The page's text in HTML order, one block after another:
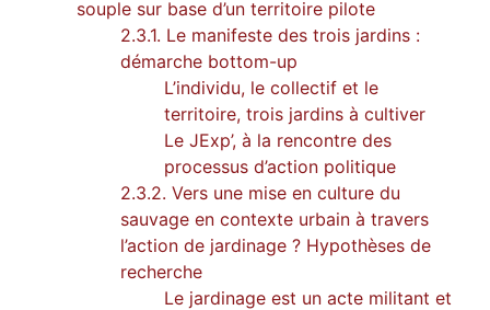
souple sur base d’un territoire pilote
2.3.1. Le manifeste des trois jardins :
démarche bottom-up
L’individu, le collectif et le
territoire, trois jardins à cultiver
Le JExp’, à la rencontre des
processus d’action politique
2.3.2. Vers une mise en culture du
sauvage en contexte urbain à travers
l’action de jardinage ? Hypothèses de
recherche
Le jardinage est un acte militant et